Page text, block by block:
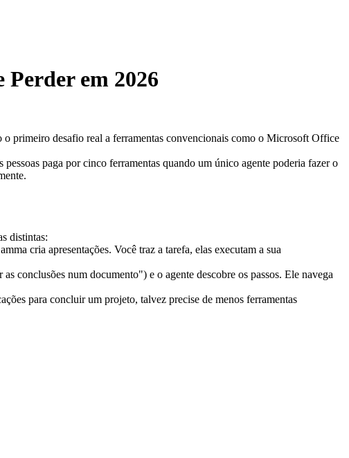
em 2026
o primeiro desafio real a ferramentas convencionais como o Microsoft Office
paga por cinco ferramentas quando um único agente poderia fazer o
distintas:
cria apresentações. Você traz a tarefa, elas executam a sua
conclusões num documento") e o agente descobre os passos. Ele navega
para concluir um projeto, talvez precise de menos ferramentas